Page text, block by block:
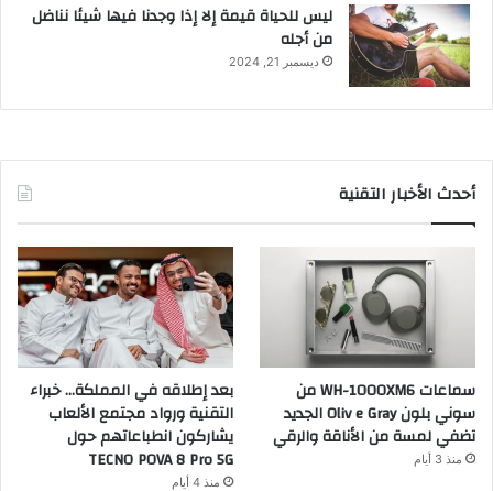
ليس للحياة قيمة إلا إذا وجدنا فيها شيئا نناضل
من أجله
ديسمبر 21, 2024
أحدث الأخبار التقنية
سماعات WH-1000XM6 من
سوني بلون Oliv e Gray الجديد
تضفي لمسة من الأناقة والرقي
منذ 3 أيام
بعد إطلاقه في المملكة… خبراء
التقنية ورواد مجتمع الألعاب
يشاركون انطباعاتهم حول
TECNO POVA 8 Pro 5G
منذ 4 أيام